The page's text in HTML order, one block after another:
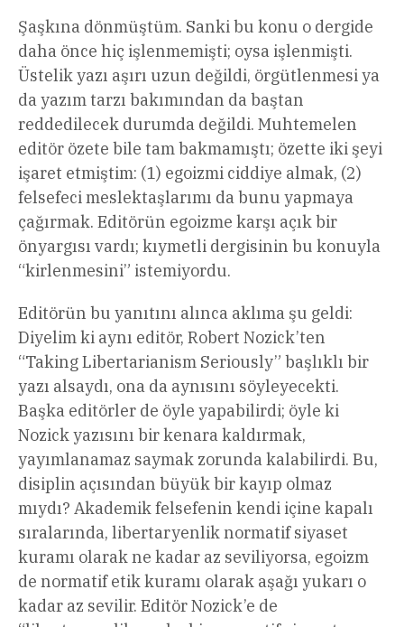
Şaşkına dönmüştüm. Sanki bu konu o dergide
daha önce hiç işlenmemişti; oysa işlenmişti.
Üstelik yazı aşırı uzun değildi, örgütlenmesi ya
da yazım tarzı bakımından da baştan
reddedilecek durumda değildi. Muhtemelen
editör özete bile tam bakmamıştı; özette iki şeyi
işaret etmiştim: (1) egoizmi ciddiye almak, (2)
felsefeci meslektaşlarımı da bunu yapmaya
çağırmak. Editörün egoizme karşı açık bir
önyargısı vardı; kıymetli dergisinin bu konuyla
“kirlenmesini” istemiyordu.
Editörün bu yanıtını alınca aklıma şu geldi:
Diyelim ki aynı editör, Robert Nozick’ten
“Taking Libertarianism Seriously” başlıklı bir
yazı alsaydı, ona da aynısını söyleyecekti.
Başka editörler de öyle yapabilirdi; öyle ki
Nozick yazısını bir kenara kaldırmak,
yayımlanamaz saymak zorunda kalabilirdi. Bu,
disiplin açısından büyük bir kayıp olmaz
mıydı? Akademik felsefenin kendi içine kapalı
sıralarında, libertaryenlik normatif siyaset
kuramı olarak ne kadar az seviliyorsa, egoizm
de normatif etik kuramı olarak aşağı yukarı o
kadar az sevilir. Editör Nozick’e de